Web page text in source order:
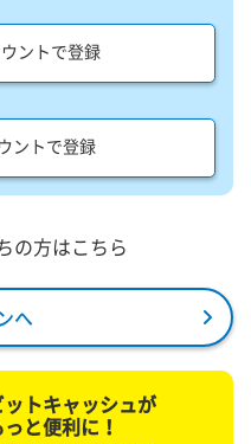
ントで登録
ントで登録
の方はこちら
へ
ットキャッシュが
っと便利に！